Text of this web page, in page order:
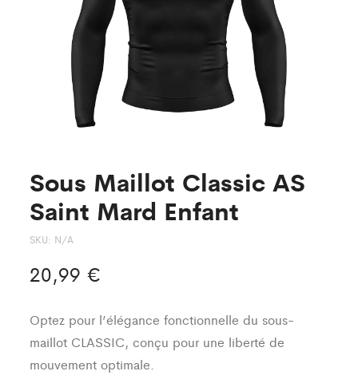
Sous Maillot Classic AS
Saint Mard Enfant
SKU: N/A
20,99 €
Optez pour l’élégance fonctionnelle du sous-
maillot CLASSIC, conçu pour une liberté de
mouvement optimale.